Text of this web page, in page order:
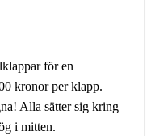
för en
kronor per klapp.
Alla sätter sig kring
i mitten.